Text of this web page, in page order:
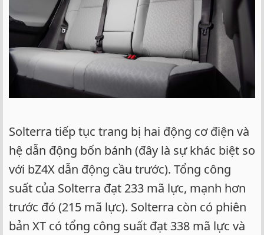
Solterra tiếp tục trang bị hai động cơ điện và
hệ dẫn động bốn bánh (đây là sự khác biệt so
với bZ4X dẫn động cầu trước). Tổng công
suất của Solterra đạt 233 mã lực, mạnh hơn
trước đó (215 mã lực). Solterra còn có phiên
bản XT có tổng công suất đạt 338 mã lực và